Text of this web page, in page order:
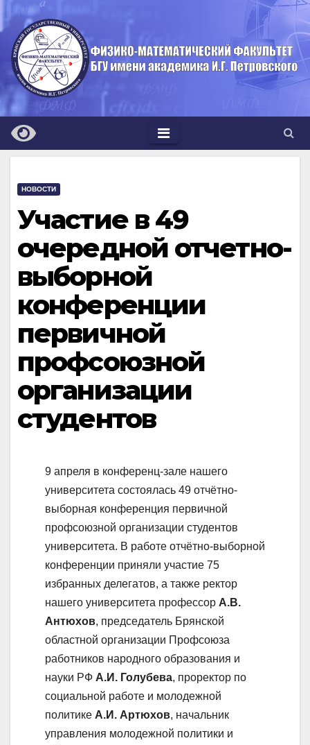
Перейти
к
содержимому
НОВОСТИ
Участие в 49
очередной отчетно-
выборной
конференции
первичной
профсоюзной
организации
студентов
9 апреля в конференц-зале нашего
университета состоялась 49 отчётно-
выборная конференция первичной
профсоюзной организации студентов
университета. В работе отчётно-выборной
конференции приняли участие 75
избранных делегатов, а также ректор
нашего университета профессор А.В.
Антюхов, председатель Брянской
областной организации Профсоюза
работников народного образования и
науки РФ А.И. Голубева, проректор по
социальной работе и молодежной
политике А.И. Артюхов, начальник
управления молодежной политики и